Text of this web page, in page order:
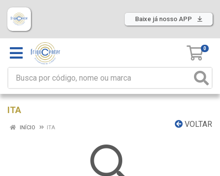
Baixe já nosso APP
0
ITA
VOLTAR
INÍCIO ITA